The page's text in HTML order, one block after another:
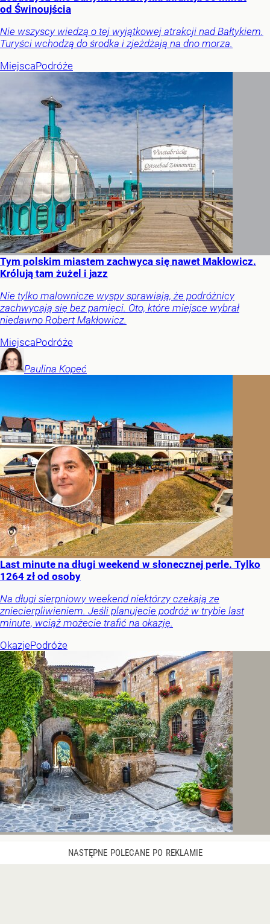
od Świnoujścia
Nie wszyscy wiedzą o tej wyjątkowej atrakcji nad Bałtykiem.
Turyści wchodzą do środka i zjeżdżają na dno morza.
MiejscaPodróże
Tym polskim miastem zachwyca się nawet Makłowicz.
Królują tam żużel i jazz
Nie tylko malownicze wyspy sprawiają, że podróżnicy
zachwycają się bez pamięci. Oto, które miejsce wybrał
niedawno Robert Makłowicz.
MiejscaPodróże
Paulina Kopeć
Last minute na długi weekend w słonecznej perle. Tylko
1264 zł od osoby
Na długi sierpniowy weekend niektórzy czekają ze
zniecierpliwieniem. Jeśli planujecie podróż w trybie last
minute, wciąż możecie trafić na okazję.
OkazjePodróże